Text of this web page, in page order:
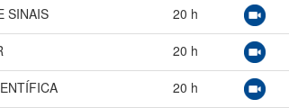
SINAIS 20 h
20 h
20 h